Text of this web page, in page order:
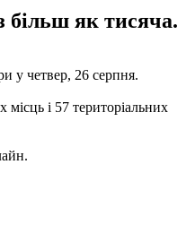
більш як тисяча.
у четвер, 26 серпня.
і 57 територіальних